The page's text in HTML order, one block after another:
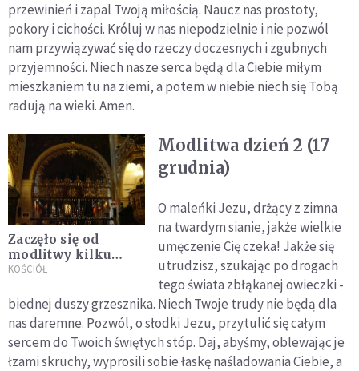
przewinień i zapal Twoją miłością. Naucz nas prostoty,
pokory i cichości. Króluj w nas niepodzielnie i nie pozwól
nam przywiązywać się do rzeczy doczesnych i zgubnych
przyjemności. Niech nasze serca będą dla Ciebie miłym
mieszkaniem tu na ziemi, a potem w niebie niech się Tobą
radują na wieki. Amen.
Zaczęło się od
modlitwy kilku
osób. Apel
lat
KOŚCIÓŁ
Modlitwa dzień 2 (17
grudnia)
O maleńki Jezu, drżący z zimna
na twardym sianie, jakże wielkie
umęczenie Cię czeka! Jakże się
utrudzisz, szukając po drogach
tego świata zbłąkanej owieczki -
biednej duszy grzesznika. Niech Twoje trudy nie będą dla
nas daremne. Pozwól, o słodki Jezu, przytulić się całym
sercem do Twoich świętych stóp. Daj, abyśmy, oblewając je
łzami skruchy, wyprosili sobie łaskę naśladowania Ciebie, a